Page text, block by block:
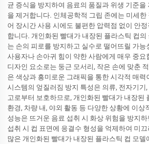
균 증식을 방지하여 음료의 품질과 위생 기준을
을 제거합니다. 인체공학적 그립 존에는 미세한
어 장시간 사용 시에도 불편한 압력점 없이 안
합니다. 개인화된 빨대가 내장된 플라스틱 컵의
는 손의 피로를 방지하고 실수로 떨어뜨릴 가능
사용자나 손아귀 힘이 약한 사람에게 매우 중요
디자인 요소로는 둥근 모서리, 작은 손에 맞춘
은 색상과 흥미로운 그래픽을 통한 시각적 매력
시스템의 엎질러짐 방지 특성은 의류, 전자기기
고로부터 보호하므로, 개인화된 빨대가 내장된
환경, 차량 내, 야외 활동 등 다양한 상황에 이상
성능은 뜨거운 음료 섭취 시 화상 위험을 방지
섭취 시 컵 표면에 응결수 형성을 억제하여 미
많은 개인화된 빨대가 내장된 플라스틱 컵 모델